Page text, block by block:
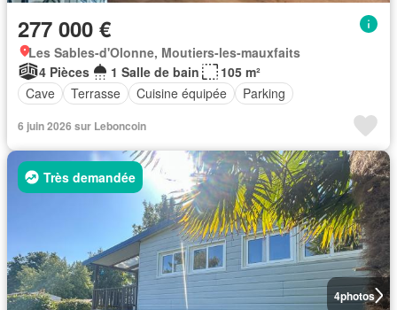
277 000 €
Les Sables-d'Olonne, Moutiers-les-mauxfaits
4 Pièces
1 Salle de bain
105 m²
Cave
Terrasse Cuisine équipée Parking
6 juin 2026 sur Leboncoin
4photos
Très demandée